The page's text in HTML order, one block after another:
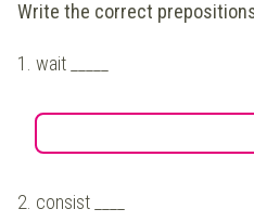
Write the correct
1. wait _____
2. consist ____